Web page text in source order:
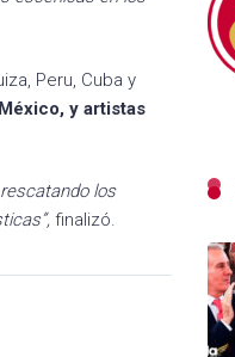
Peru, Cuba y
y artistas
los
finalizó.